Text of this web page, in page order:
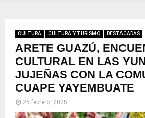
CULTURA CULTURA Y TURISMO DESTACADAS
ARETE GUAZÚ,
CULTURAL EN LAS
JUJEÑAS CON LA
CUAPE YAYEMBUATE
25 febrero, 2025